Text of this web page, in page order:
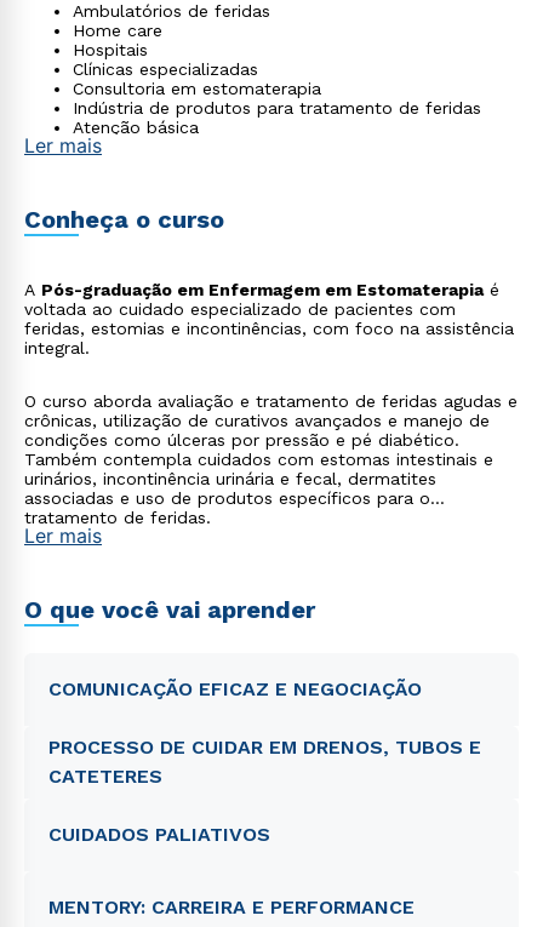
Ambulatórios de feridas
Home care
Hospitais
Clínicas especializadas
Consultoria em estomaterapia
Indústria de produtos para tratamento de feridas
Atenção básica
Cuidados paliativos
Ler mais
Conheça o curso
A Pós-graduação em Enfermagem em Estomaterapiaé
voltada ao cuidado especializado de pacientes com
feridas, estomias e incontinências, com foco na assistência
integral.
O curso aborda avaliação e tratamento de feridas agudas e
crônicas, utilização de curativos avançados e manejo de
condições como úlceras por pressão e pé diabético.
Também contempla cuidados com estomas intestinais e
urinários, incontinência urinária e fecal, dermatites
associadas e uso de produtos específicos para o
tratamento de feridas.
Ler mais
O que você vai aprender
COMUNICAÇÃO EFICAZ E NEGOCIAÇÃO
PROCESSO DE CUIDAR EM DRENOS, TUBOS E
CATETERES
CUIDADOS PALIATIVOS
MENTORY: CARREIRA E PERFORMANCE